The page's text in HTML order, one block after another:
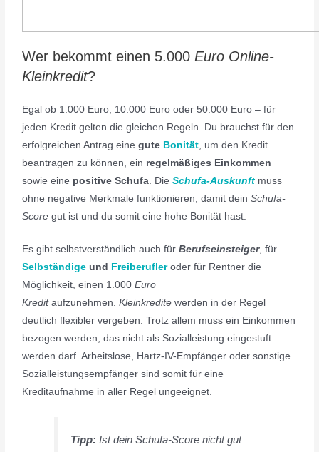
Wer bekommt einen 5.000 Euro Online-
Kleinkredit?
Egal ob 1.000 Euro, 10.000 Euro oder 50.000 Euro – für
jeden Kredit gelten die gleichen Regeln. Du brauchst für den
erfolgreichen Antrag einegute Bonität , um den Kredit
beantragen zu können, ein regelmäßiges Einkommen
sowie eine positive Schufa . DieSchufa-Auskunft muss
ohne negative Merkmale funktionieren, damit deinSchufa-
Score gut ist und du somit eine hohe Bonität hast.
Es gibt selbstverständlich auch fürBerufseinsteiger, für
Selbständige und Freiberufleroder für Rentner die
Möglichkeit, einen 1.000Euro
Kreditaufzunehmen.Kleinkredite werden in der Regel
deutlich flexibler vergeben. Trotz allem muss ein Einkommen
bezogen werden, das nicht als Sozialleistung eingestuft
werden darf. Arbeitslose, Hartz-IV-Empfänger oder sonstige
Sozialleistungsempfänger sind somit für eine
Kreditaufnahme in aller Regel ungeeignet.
Tipp: Ist dein Schufa-Score nicht gut